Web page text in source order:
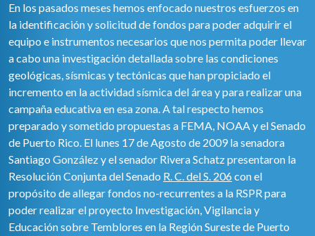
En los pasados meses hemos enfocado nuestros esfuerzos en
la identificación y solicitud de fondos para poder adquirir el
equipo e instrumentos necesarios que nos permita poder llevar
a cabo una investigación detallada sobre las condiciones
geológicas, sísmicas y tectónicas que han propiciado el
incremento en la actividad sísmica del área y para realizar una
campaña educativa en esa zona. A tal respecto hemos
preparado y sometido propuestas a FEMA, NOAA y el Senado
de Puerto Rico. El lunes 17 de Agosto de 2009 la senadora
Santiago González y el senador Rivera Schatz presentaron la
Resolución Conjunta del Senado R. C. del S. 206 con el
propósito de allegar fondos no-recurrentes a la RSPR para
poder realizar el proyecto Investigación, Vigilancia y
Educación sobre Temblores en la Región Sureste de Puerto